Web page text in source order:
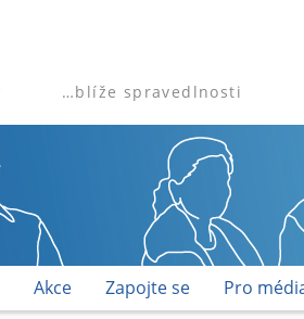
…blíže spravedlnosti
Akce Zapojte se Pro